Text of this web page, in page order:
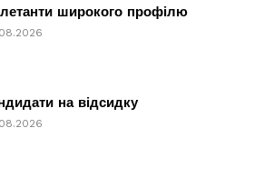
широкого профілю
на відсидку